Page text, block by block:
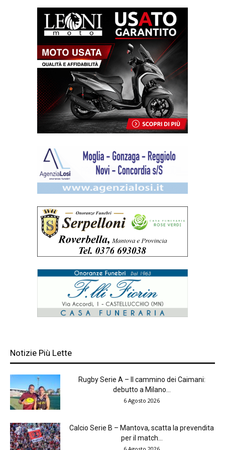
Notizie Più Lette
Rugby Serie A – Il cammino dei Caimani:
debutto a Milano...
6 Agosto 2026
Calcio Serie B – Mantova, scatta la prevendita
per il match...